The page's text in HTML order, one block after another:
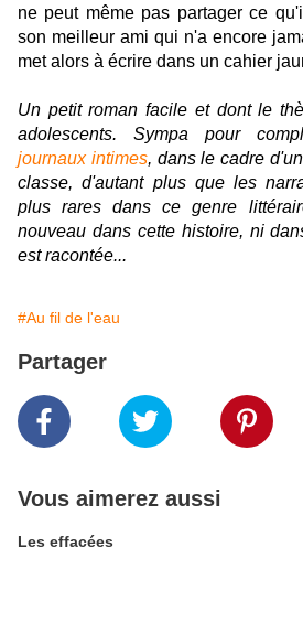
ne peut même pas partager ce
son meilleur ami qui n'a encore
met alors à écrire dans un cahier
Un petit roman facile et dont le
adolescents. Sympa pour
journaux intimes, dans le cadre
classe, d'autant plus que les
plus rares dans ce genre
nouveau dans cette histoire, ni
est racontée...
#Au fil de l'eau
Partager
Vous aimerez aussi
Les effacées